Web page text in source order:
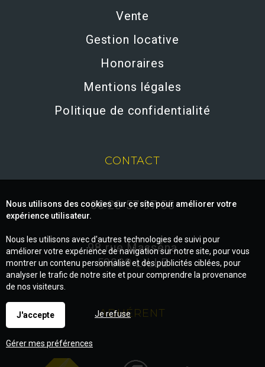
Vente
Gestion locative
Honoraires
Mentions légales
Politique de confidentialité
CONTACT
03 20 57 97 55
98 rue Masséna
59000 LILLE
ADHÉRENT
Nous utilisons des cookies sur ce site pour améliorer votre
expérience utilisateur.
Nous les utilisons avec d'autres technologies de suivi pour
améliorer votre expérience de navigation sur notre site, pour vous
montrer un contenu personnalisé et des publicités ciblées, pour
analyser le trafic de notre site et pour comprendre la provenance
de nos visiteurs.
J'accepte Je refuse
Gérer mes préférences